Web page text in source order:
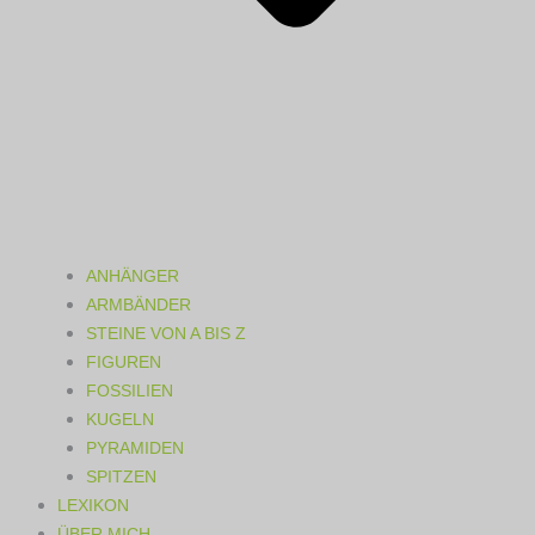
ANHÄNGER
ARMBÄNDER
STEINE VON A BIS Z
FIGUREN
FOSSILIEN
KUGELN
PYRAMIDEN
SPITZEN
LEXIKON